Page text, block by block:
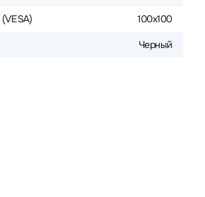
100x100
Черный